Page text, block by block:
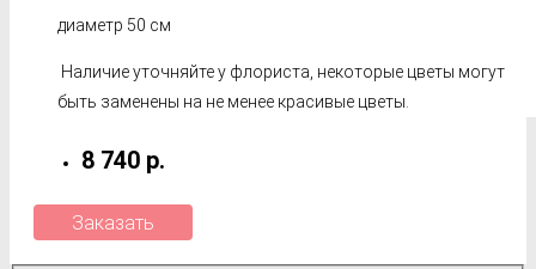
диаметр 50 см
Наличие уточняйте у флориста, некоторые цветы могут
быть заменены на не менее красивые цветы.
8 740 р.
Заказать